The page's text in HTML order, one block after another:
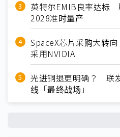
英特尔EMIB良率达标
2028准时量产
SpaceX芯片采购大转
采用NVIDIA
光进铜退更明确？ 联
线「最终战场」